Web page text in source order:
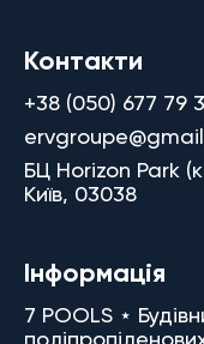
Контакти
+38 (050) 677 79
БЦ Horizon Park
Київ, 03038
Інформація
7 POOLS ⋆